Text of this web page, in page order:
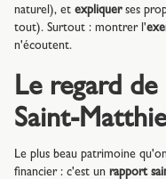
naturel), et expliquerses
tout). Surtout : montrer l'
n'écoutent.
Le regard de
Saint-
Le plus beau patrimoine
financier : c'est un rapport